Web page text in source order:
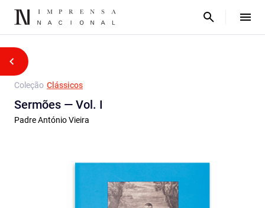
Coleção Clássicos
Sermões — Vol. I
Padre António Vieira